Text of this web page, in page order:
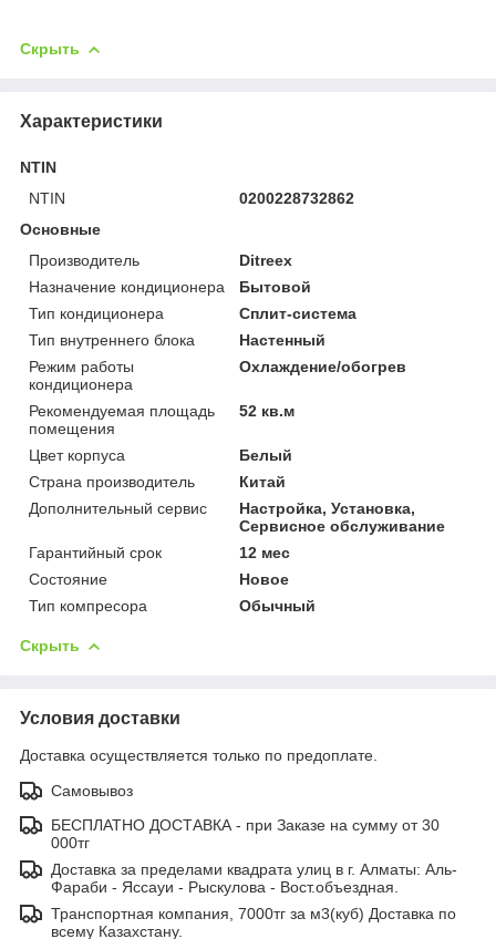
Скрыть
Характеристики
NTIN
NTIN
0200228732862
Основные
Производитель
Ditreex
Назначение кондиционера
Бытовой
Тип кондиционера
Сплит-система
Тип внутреннего блока
Настенный
Режим работы
кондиционера
Охлаждение/обогрев
Рекомендуемая площадь
помещения
52 кв.м
Цвет корпуса
Белый
Страна производитель
Китай
Дополнительный сервис
Настройка, Установка,
Сервисное обслуживание
Гарантийный срок
12 мес
Состояние
Новое
Тип компресора
Обычный
Скрыть
Условия доставки
Доставка осуществляется только по предоплате.
Самовывоз
БЕСПЛАТНО ДОСТАВКА - при Заказе на сумму от 30
000тг
Доставка за пределами квадрата улиц в г. Алматы: Аль-
Фараби - Яссауи - Рыскулова - Вост.объездная.
Транспортная компания, 7000тг за м3(куб) Доставка по
всему Казахстану.